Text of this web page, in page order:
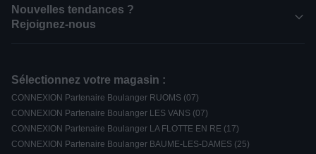
Nouvelles tendances ?
Rejoignez-nous
Sélectionnez votre magasin :
CONNEXION Partenaire Boulanger RUOMS (07)
CONNEXION Partenaire Boulanger LES VANS (07)
CONNEXION Partenaire Boulanger LA FLOTTE EN RE (17)
CONNEXION Partenaire Boulanger BAUME-LES-DAMES (25)